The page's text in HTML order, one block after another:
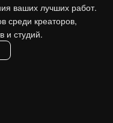
ваших лучших работ.
среди креаторов,
и студий.